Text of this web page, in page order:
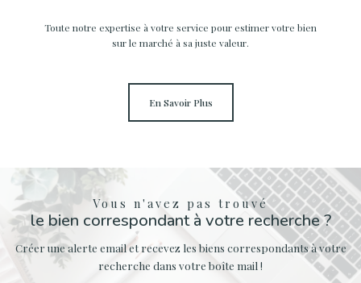
Toute notre expertise à votre service pour estimer votre bien
sur le marché à sa juste valeur.
En Savoir Plus
Vous n'avez pas trouvé
le bien correspondant à votre recherche ?
Créer une alerte email et recevez les biens correspondants à votre
recherche dans votre boîte mail !